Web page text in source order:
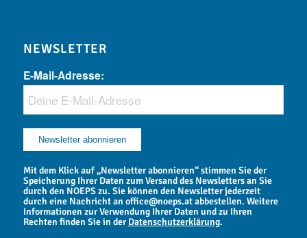
NEWSLETTER
E-Mail-Adresse:
Mit dem Klick auf „Newsletter abonnieren“ stimmen Sie der
Speicherung Ihrer Daten zum Versand des Newsletters an Sie
durch den NOEPS zu. Sie können den Newsletter jederzeit
durch eine Nachricht an office@noeps.at abbestellen. Weitere
Informationen zur Verwendung Ihrer Daten und zu Ihren
Rechten finden Sie in derDatenschutzerklärung.